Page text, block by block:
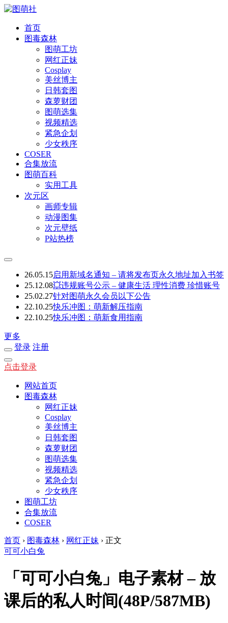
首页
图毒森林
图萌工坊
网红正妹
Cosplay
美丝博主
日韩套图
森萝财团
图萌选集
视频精选
紧急企划
少女秩序
COSER
合集放流
图萌百科
实用工具
次元区
画师专辑
动漫图集
次元壁纸
P站热榜
26.05.15启用新域名通知 – 请将发布页永久地址加入书签
25.12.08💥违规账号公示 – 健康生活 理性消费 珍惜账号
25.02.27针对图萌永久会员以下公告
22.10.25快乐冲图：萌新解压指南
22.10.25快乐冲图：萌新食用指南
更多
登录 注册
点击登录
网站首页
图毒森林
网红正妹
Cosplay
美丝博主
日韩套图
森萝财团
图萌选集
视频精选
紧急企划
少女秩序
图萌工坊
合集放流
COSER
首页 › 图毒森林 › 网红正妹 › 正文
可可小白兔
「可可小白兔」电子素材 – 放
课后的私人时间(48P/587MB)